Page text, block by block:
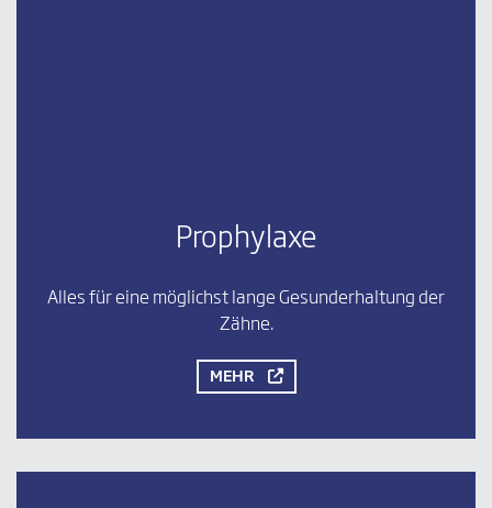
Prophylaxe
Alles für eine möglichst lange Gesunderhaltung der
Zähne.
MEHR